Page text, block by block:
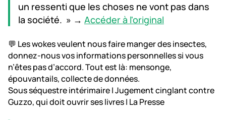
un ressenti que les choses ne vont pas dans
la société. » → Accéder à l'original
💬 Les wokes veulent nous faire manger des insectes,
donnez-nous vos informations personnelles si vous
n’êtes pas d’accord. Tout est là: mensonge,
épouvantails, collecte de données.
Sous séquestre intérimaire | Jugement cinglant contre
Guzzo, qui doit ouvrir ses livres | La Presse